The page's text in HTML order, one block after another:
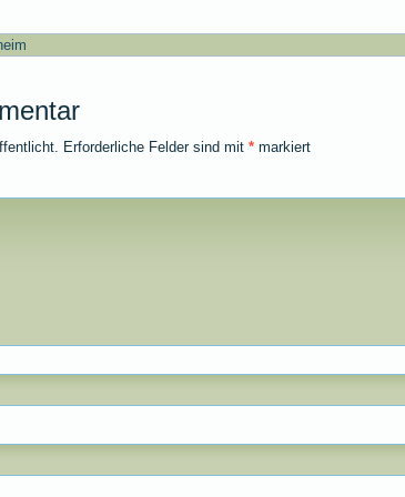
Erforderliche Felder sind mit * markiert